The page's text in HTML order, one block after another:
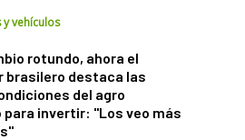
vehículos
rotundo, ahora el
brasilero destaca las
del agro
para invertir: "Los veo más